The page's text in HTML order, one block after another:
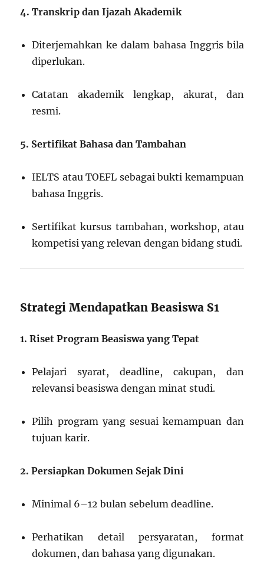
4. Transkrip dan Ijazah Akademik
Diterjemahkan ke dalam bahasa Inggris bila
diperlukan.
Catatan akademik lengkap, akurat, dan
resmi.
5. Sertifikat Bahasa dan Tambahan
IELTS atau TOEFL sebagai bukti kemampuan
bahasa Inggris.
Sertifikat kursus tambahan, workshop, atau
kompetisi yang relevan dengan bidang studi.
Strategi Mendapatkan Beasiswa S1
1. Riset Program Beasiswa yang Tepat
Pelajari syarat, deadline, cakupan, dan
relevansi beasiswa dengan minat studi.
Pilih program yang sesuai kemampuan dan
tujuan karir.
2. Persiapkan Dokumen Sejak Dini
Minimal 6–12 bulan sebelum deadline.
Perhatikan detail persyaratan, format
dokumen, dan bahasa yang digunakan.